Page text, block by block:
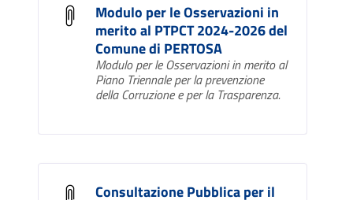
Modulo per le Osservazioni in
merito al PTPCT 2024-2026 del
Comune di PERTOSA
Modulo per le Osservazioni in merito al
Piano Triennale per la prevenzione
della Corruzione e per la Trasparenza.
Consultazione Pubblica per il